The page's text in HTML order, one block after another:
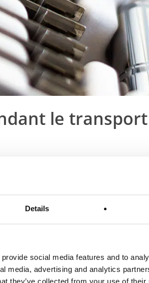
Details
social media features and to
media, advertising and analytics
le
pour OTT-JAKOB, l’un des principaux
s’agit de machines-outils, un
coûteux. Qu’il s’agisse d’un système de
de votre équipement pendant le
options sont infinies avec PaperFoam.
à vos besoins et répond à vos
– il est fait pour vous et